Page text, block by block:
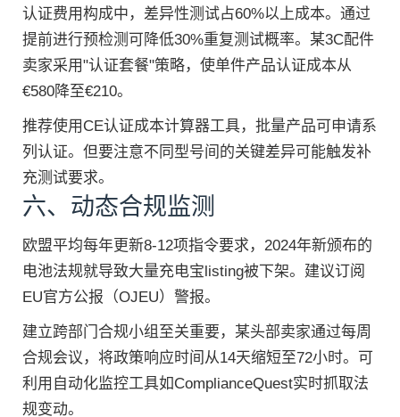
认证费用构成中，差异性测试占60%以上成本。通过
提前进行预检测可降低30%重复测试概率。某3C配件
卖家采用"认证套餐"策略，使单件产品认证成本从
€580降至€210。
推荐使用CE认证成本计算器工具，批量产品可申请系
列认证。但要注意不同型号间的关键差异可能触发补
充测试要求。
六、动态合规监测
欧盟平均每年更新8-12项指令要求，2024年新颁布的
电池法规就导致大量充电宝listing被下架。建议订阅
EU官方公报（OJEU）警报。
建立跨部门合规小组至关重要，某头部卖家通过每周
合规会议，将政策响应时间从14天缩短至72小时。可
利用自动化监控工具如ComplianceQuest实时抓取法
规变动。